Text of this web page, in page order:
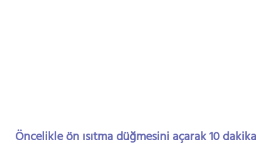
Öncelikle ön ısıtma düğmesini açarak 10 dakika